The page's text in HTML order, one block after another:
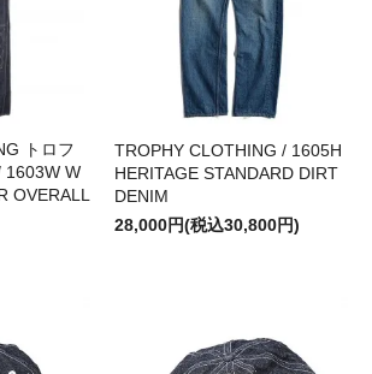
トロフ
1603W W
OVERALL
TROPHY CLOTHING / 1605H
HERITAGE STANDARD DIRT
DENIM
28,000円(税込30,800円)